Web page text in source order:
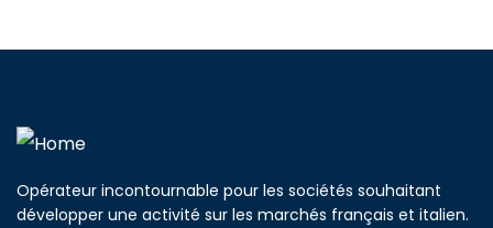
Opérateur incontournable pour les sociétés souhaitant
développer une activité sur les marchés français et italien.